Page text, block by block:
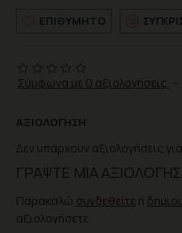
Σύμφωνα με 0 αξιολογήσεις. -
ΕΠΙΘΥΜΗΤΌ
ΑΞΙΟΛΌΓΗΣΗ
Δεν υπάρχουν αξιολογήσεις
ΓΡΆΨΤΕ ΜΙΑ
Παρακαλώ συνδεθείτε ή
αξιολογήσετε